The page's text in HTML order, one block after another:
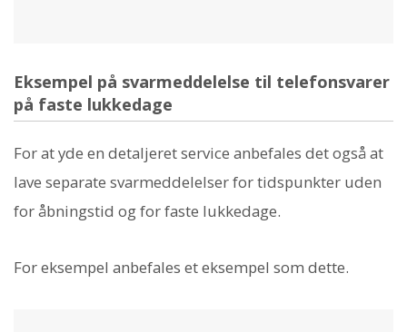
Eksempel på svarmeddelelse til telefonsvarer
på faste lukkedage
For at yde en detaljeret service anbefales det også at
lave separate svarmeddelelser for tidspunkter uden
for åbningstid og for faste lukkedage.
For eksempel anbefales et eksempel som dette.